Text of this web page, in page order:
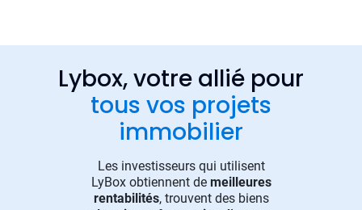
Lybox, votre allié pour
tous vos projets
immobilier
Les investisseurs qui utilisent
LyBox obtiennent de meilleures
rentabilités, trouvent des biens